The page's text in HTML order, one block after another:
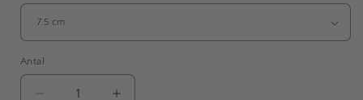
Antal
Antal